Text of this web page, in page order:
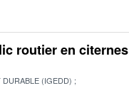
routier en citernes
(IGEDD)